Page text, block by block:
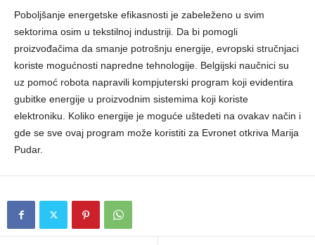
Poboljšanje energetske efikasnosti je zabeleženo u svim
sektorima osim u tekstilnoj industriji. Da bi pomogli
proizvođačima da smanje potrošnju energije, evropski stručnjaci
koriste mogućnosti napredne tehnologije. Belgijski naučnici su
uz pomoć robota napravili kompjuterski program koji evidentira
gubitke energije u proizvodnim sistemima koji koriste
elektroniku. Koliko energije je moguće uštedeti na ovakav način i
gde se sve ovaj program može koristiti za Evronet otkriva Marija
Pudar.